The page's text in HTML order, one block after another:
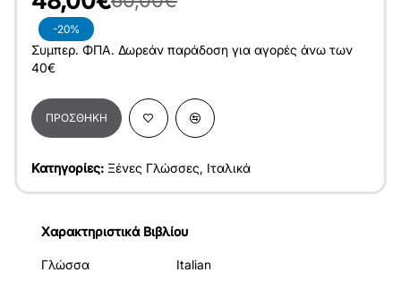
-20%
Συμπερ. ΦΠΑ. Δωρεάν παράδοση για αγορές άνω των
40€
ΠΡΟΣΘΉΚΗ
Κατηγορίες: Ξένες Γλώσσες, Ιταλικά
Χαρακτηριστικά Βιβλίου
Γλώσσα Italian